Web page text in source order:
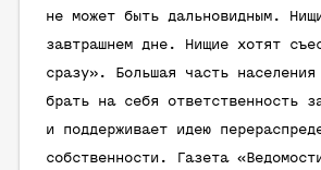
не может быть дальновидным.
завтрашнем дне. Нищие хотят
сразу». Большая часть
брать на себя ответственность
и поддерживает идею
собственности. Газета